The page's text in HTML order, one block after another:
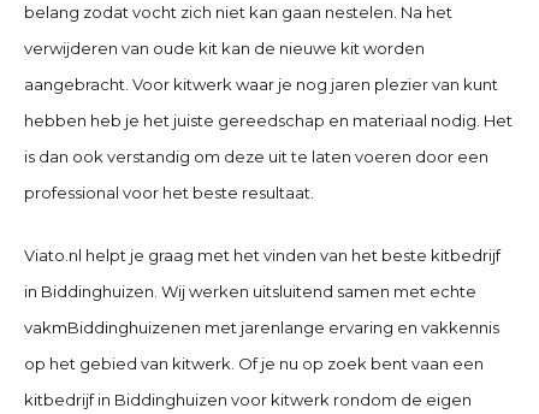
belang zodat vocht zich niet kan gaan nestelen. Na het
verwijderen van oude kit kan de nieuwe kit worden
aangebracht. Voor kitwerk waar je nog jaren plezier van kunt
hebben heb je het juiste gereedschap en materiaal nodig. Het
is dan ook verstandig om deze uit te laten voeren door een
professional voor het beste resultaat.
Viato.nl helpt je graag met het vinden van het beste kitbedrijf
in Biddinghuizen. Wij werken uitsluitend samen met echte
vakmBiddinghuizenen met jarenlange ervaring en vakkennis
op het gebied van kitwerk. Of je nu op zoek bent vaan een
kitbedrijf in Biddinghuizen voor kitwerk rondom de eigen